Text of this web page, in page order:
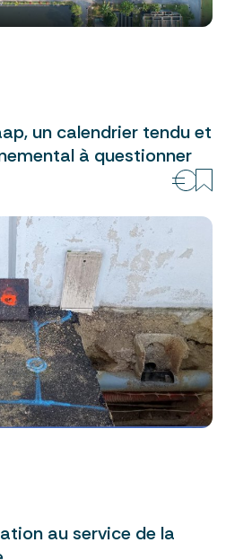
un calendrier tendu et
à questionner
au service de la